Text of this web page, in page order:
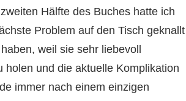
Hälfte des Buches hatte ich
Problem auf den Tisch geknallt
weil sie sehr liebevoll
und die aktuelle Komplikation
immer nach einem einzigen